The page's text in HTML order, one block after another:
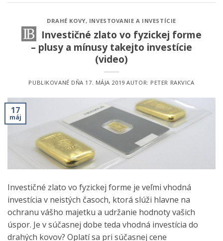
DRAHÉ KOVY, INVESTOVANIE A INVESTÍCIE
Investičné zlato vo fyzickej forme
– plusy a mínusy takejto investície
(video)
PUBLIKOVANÉ DŇA 17. MÁJA 2019 AUTOR: PETER RAKVICA
17
máj
Investičné zlato vo fyzickej forme je veľmi vhodná
investícia v neistých časoch, ktorá slúži hlavne na
ochranu vášho majetku a udržanie hodnoty vašich
úspor. Je v súčasnej dobe teda vhodná investícia do
drahých kovov? Oplatí sa pri súčasnej cene